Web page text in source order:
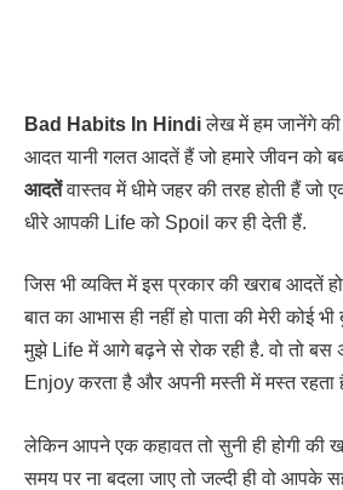
Bad Habits In Hindiलेख में हम जानेंगे की
आदत यानी गलत आदतें हैं जो हमारे जीवन को
आदतेंवास्तव में धीमे जहर की तरह होती हैं जो
धीरे आपकी Life को Spoil कर ही देती हैं.
जिस भी व्यक्ति में इस प्रकार की खराब आदतें
बात का आभास ही नहीं हो पाता की मेरी कोई
मुझे Life में आगे बढ़ने से रोक रही है. वो तो बस
Enjoy करता है और अपनी मस्ती में मस्त रहता
लेकिन आपने एक कहावत तो सुनी ही होगी की
समय पर ना बदला जाए तो जल्दी ही वो आपके